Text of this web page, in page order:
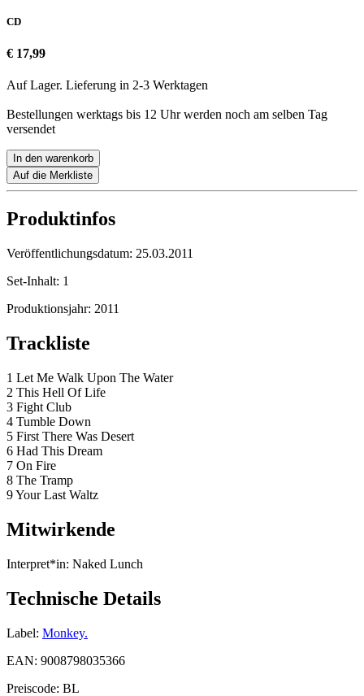
CD
€ 17,99
Auf Lager. Lieferung in 2-3 Werktagen
Bestellungen werktags bis 12 Uhr werden noch am selben Tag
versendet
In den warenkorb
Auf die Merkliste
Produktinfos
Veröffentlichungsdatum: 25.03.2011
Set-Inhalt: 1
Produktionsjahr: 2011
Trackliste
1 Let Me Walk Upon The Water
2 This Hell Of Life
3 Fight Club
4 Tumble Down
5 First There Was Desert
6 Had This Dream
7 On Fire
8 The Tramp
9 Your Last Waltz
Mitwirkende
Interpret*in: Naked Lunch
Technische Details
Label: Monkey.
EAN: 9008798035366
Preiscode: BL